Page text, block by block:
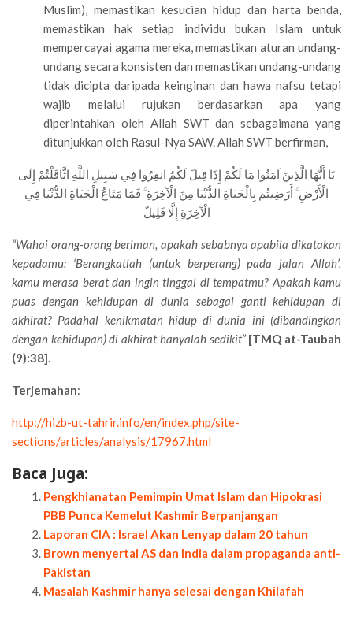
Muslim), memastikan kesucian hidup dan harta benda,
memastikan hak setiap individu bukan Islam untuk
mempercayai agama mereka, memastikan aturan undang-
undang secara konsisten dan memastikan undang-undang
tidak dicipta daripada keinginan dan hawa nafsu tetapi
wajib melalui rujukan berdasarkan apa yang
diperintahkan oleh Allah SWT dan sebagaimana yang
ditunjukkan oleh Rasul-Nya SAW. Allah SWT berfirman,
يَا أَيُّهَا الَّذِينَ آمَنُوا مَا لَكُمْ إِذَا قِيلَ لَكُمُ انفِرُوا فِي سَبِيلِ اللَّهِ اثَّاقَلْتُمْ إِلَى
الْأَرْضِ ۚ أَرَضِيتُم بِالْحَيَاةِ الدُّنْيَا مِنَ الْآخِرَةِ ۚ فَمَا مَتَاعُ الْحَيَاةِ الدُّنْيَا فِي
الْآخِرَةِ إِلَّا قَلِيلٌ
“Wahai orang-orang beriman, apakah sebabnya apabila dikatakan
kepadamu: ‘Berangkatlah (untuk berperang) pada jalan Allah’,
kamu merasa berat dan ingin tinggal di tempatmu? Apakah kamu
puas dengan kehidupan di dunia sebagai ganti kehidupan di
akhirat? Padahal kenikmatan hidup di dunia ini (dibandingkan
dengan kehidupan) di akhirat hanyalah sedikit” [TMQ at-Taubah
(9):38].
Terjemahan:
http://hizb-ut-tahrir.info/en/index.php/site-
sections/articles/analysis/17967.html
Baca Juga:
Pengkhianatan Pemimpin Umat Islam dan Hipokrasi
PBB Punca Kemelut Kashmir Berpanjangan
Laporan CIA : Israel Akan Lenyap dalam 20 tahun
Brown menyertai AS dan India dalam propaganda anti-
Pakistan
Masalah Kashmir hanya selesai dengan Khilafah